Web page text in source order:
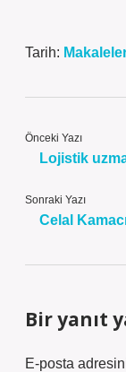
Tarih:
Önceki Yazı
Lojistik
Sonraki Yazı
Celal
Bir yanıt
E-posta